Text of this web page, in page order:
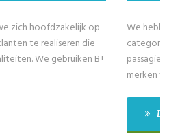
in onze Budget Transfer
dan 4 passagiers tot maximaal 8
We gebruiken B+ voertuig